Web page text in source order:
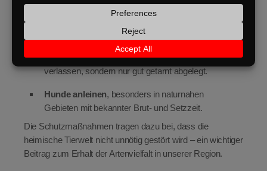
Junghasen nicht anfassen!Sie sind meist nicht
verlassen, sondern nur gut getarnt abgelegt.
Hunde anleinen, besonders in naturnahen
Gebieten mit bekannter Brut- und Setzzeit.
Die Schutzmaßnahmen tragen dazu bei, dass die
heimische Tierwelt nicht unnötig gestört wird – ein wichtiger
Beitrag zum Erhalt der Artenvielfalt in unserer Region.